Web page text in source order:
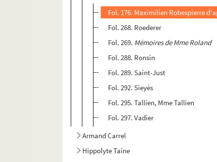
Fol. 176. Maximilien Robespierre
Fol. 268. Roederer
Fol. 269. Mémoires de Mme Roland
Fol. 288. Ronsin
Fol. 289. Saint-Just
Fol. 292. Sieyès
Fol. 295. Tallien, Mme Tallien
Fol. 297. Vadier
Armand Carrel
Hippolyte Taine